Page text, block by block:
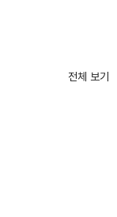
전체 보기